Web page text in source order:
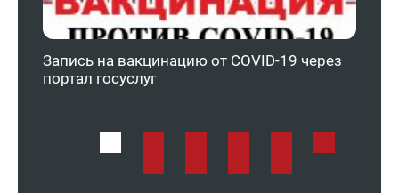
Запись на вакцинацию от COVID-19 через
портал госуслуг